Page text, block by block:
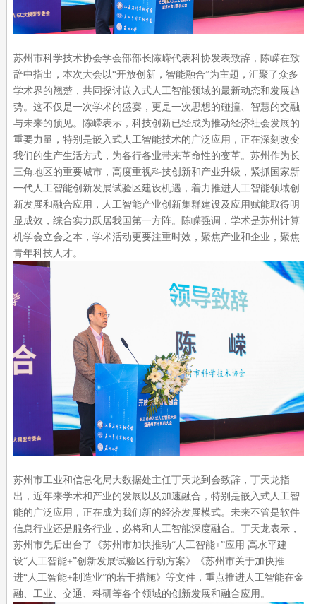
苏州市科学技术协会学会部部长陈嵘代表科协发表致辞，陈嵘在致
辞中指出，本次大会以“开放创新，智能融合”为主题，汇聚了众多
学术界的翘楚，共同探讨嵌入式人工智能领域的最新动态和发展趋
势。这不仅是一次学术的盛宴，更是一次思想的碰撞、智慧的交融
与未来的预见。陈嵘表示，科技创新已经成为推动经济社会发展的
重要力量，特别是嵌入式人工智能技术的广泛应用，正在深刻改变
我们的生产生活方式，为各行各业带来革命性的变革。苏州作为长
三角地区的重要城市，高度重视科技创新和产业升级，紧抓国家新
一代人工智能创新发展试验区建设机遇，着力推进人工智能领域创
新发展和融合应用，人工智能产业创新集群建设及应用赋能取得明
显成效，综合实力跃居我国第一方阵。陈嵘强调，学术是苏州计算
机学会立会之本，学术活动更要注重时效，聚焦产业和企业，聚焦
青年科技人才。
苏州市工业和信息化局大数据处主任丁天龙到会致辞，丁天龙指
出，近年来学术和产业的发展以及加速融合，特别是嵌入式人工智
能的广泛应用，正在成为我们新的经济发展模式。未来不管是软件
信息行业还是服务行业，必将和人工智能深度融合。丁天龙表示，
苏州市先后出台了《苏州市加快推动“人工智能+”应用 高水平建
设“人工智能+”创新发展试验区行动方案》《苏州市关于加快推
进“人工智能+制造业”的若干措施》等文件，重点推进人工智能在金
融、工业、交通、科研等各个领域的创新发展和融合应用。